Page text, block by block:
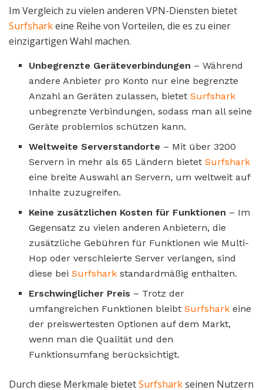
Im Vergleich zu vielen anderen VPN-Diensten bietet
Surfsharkeine Reihe von Vorteilen, die es zu einer
einzigartigen Wahl machen.
Unbegrenzte Geräteverbindungen – Während
andere Anbieter pro Konto nur eine begrenzte
Anzahl an Geräten zulassen, bietetSurfshark
unbegrenzte Verbindungen, sodass man all seine
Geräte problemlos schützen kann.
Weltweite Serverstandorte – Mit über 3200
Servern in mehr als 65 Ländern bietetSurfshark
eine breite Auswahl an Servern, um weltweit auf
Inhalte zuzugreifen.
Keine zusätzlichen Kosten für Funktionen – Im
Gegensatz zu vielen anderen Anbietern, die
zusätzliche Gebühren für Funktionen wie Multi-
Hop oder verschleierte Server verlangen, sind
diese beiSurfshark standardmäßig enthalten.
Erschwinglicher Preis – Trotz der
umfangreichen Funktionen bleibtSurfshark eine
der preiswertesten Optionen auf dem Markt,
wenn man die Qualität und den
Funktionsumfang berücksichtigt.
Durch diese Merkmale bietetSurfsharkseinen Nutzern